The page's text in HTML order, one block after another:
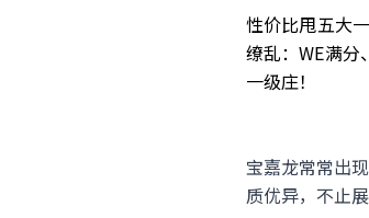
性价比甩五大
缭乱：WE满
一级庄！
宝嘉龙常常出
质优异，不止